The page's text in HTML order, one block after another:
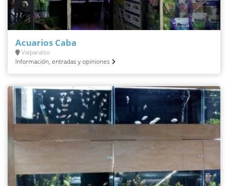
Acuarios Caba
Valparaíso
Información, entradas y opiniones